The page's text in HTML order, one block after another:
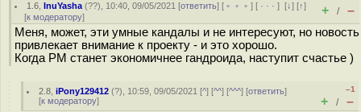
1.6 ,InuYasha (??), 10:40, 09/05/2021 [ответить] [ ﹢﹢﹢] [ · · ·][↓] [↑]
[к модератору] + / –
Меня, может, эти умные кандалы и не интересуют, но новость
привлекает внимание к проекту - и это хорошо.
Когда PM станет экономичнее гандроида, наступит счастье )
2.8 ,iPony129412 (?), 10:59, 09/05/2021 [^] [^^] [^^^] [ответить]
[к модератору]
–1
+ / –